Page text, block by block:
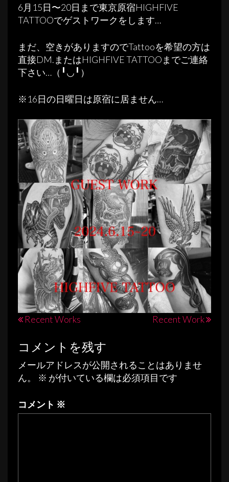
6月15日〜20日まで東京原宿HIGHFIVE
TATTOOでゲストワークをします…
まだ、空きがありますのでTattooを希望の方は
直接DM.またはHIGHFIVE TATTOOまでご連絡
下さい…（╹◡╹）
※16日の日曜日は原宿に居ません…
投
ナ
ビ
ゲ
ー
Recent Works Recent Work
コメントを残す
メールアドレスが公開されることはありませ
ん。
※ が付いている欄は必須項目です
コメント ※